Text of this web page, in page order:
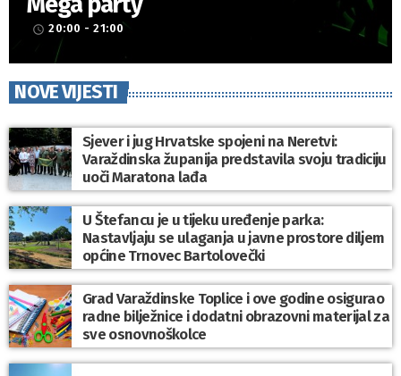
access_time 20:00 - 21:00
NOVE VIJESTI
Sjever i jug Hrvatske spojeni na Neretvi:
Varaždinska županija predstavila svoju tradiciju
uoči Maratona lađa
U Štefancu je u tijeku uređenje parka:
Nastavljaju se ulaganja u javne prostore diljem
općine Trnovec Bartolovečki
Grad Varaždinske Toplice i ove godine osigurao
radne bilježnice i dodatni obrazovni materijal za
sve osnovnoškolce